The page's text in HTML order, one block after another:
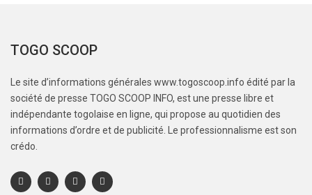
TOGO SCOOP
Le site d’informations générales www.togoscoop.info édité par la
société de presse TOGO SCOOP INFO, est une presse libre et
indépendante togolaise en ligne, qui propose au quotidien des
informations d’ordre et de publicité. Le professionnalisme est son
crédo.